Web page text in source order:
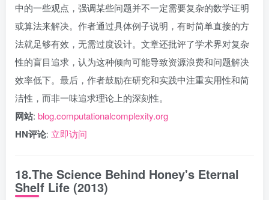
中的一些观点，强调某些问题并不一定需要复杂的数学证明
或算法来解决。作者通过具体例子说明，有时简单直接的方
法就足够有效，无需过度设计。文章还批评了学术界对复杂
性的盲目追求，认为这种倾向可能导致资源浪费和问题解决
效率低下。最后，作者鼓励在研究和实践中注重实用性和简
洁性，而非一味追求理论上的深刻性。
网站: blog.computationalcomplexity.org
HN评论: 立即访问
18.The Science Behind Honey's Eternal
Shelf Life (2013)